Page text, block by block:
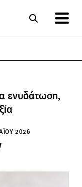
ενυδάτωση,
2026